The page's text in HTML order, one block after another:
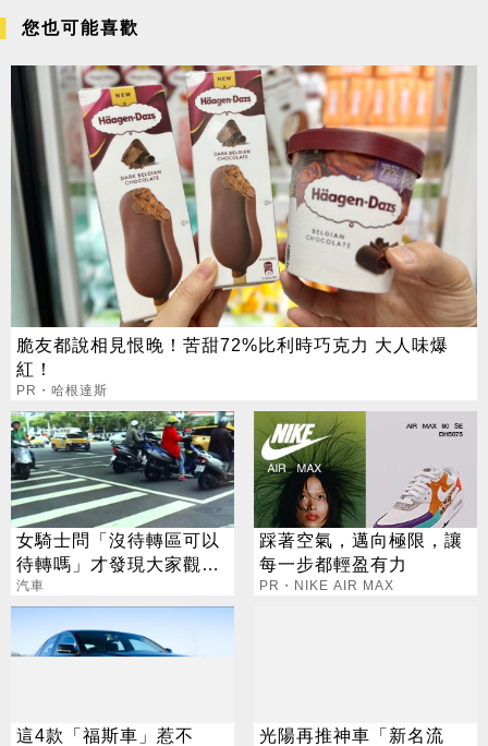
您也可能喜歡
脆友都說相見恨晚！苦甜72%比利時巧克力 大人味爆
紅！
PR・哈根達斯
女騎士問「沒待轉區可以
待轉嗎」才發現大家觀念
全錯！一張表詳解
汽車
踩著空氣，邁向極限，讓
每一步都輕盈有力
PR・NIKE AIR MAX
這4款「福斯車」惹不
光陽再推神車「新名流